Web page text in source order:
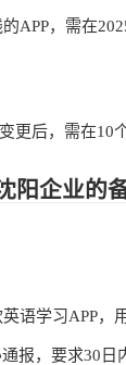
，需在
后，需在10个
企业的
学习APP，
报，要求30日